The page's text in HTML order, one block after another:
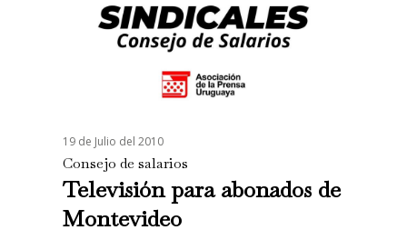
19 de Julio del 2010
Consejo de salarios
Televisión para abonados de
Montevideo